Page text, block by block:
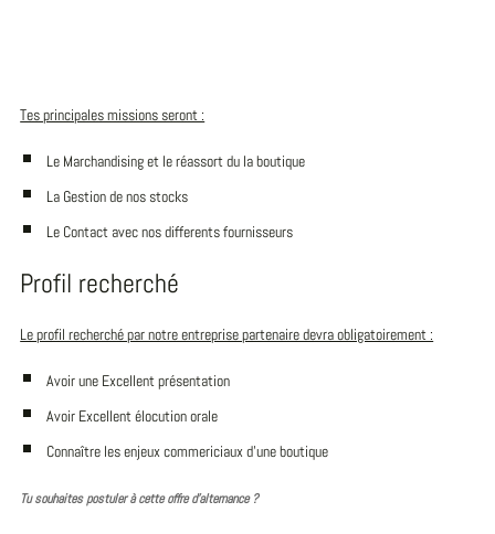
Tes principales missions seront :
Le Marchandising et le réassort du la boutique
La Gestion de nos stocks
Le Contact avec nos differents fournisseurs
Profil recherché
Le profil recherché par notre entreprise partenaire devra obligatoirement :
Avoir une Excellent présentation
Avoir Excellent élocution orale
Connaître les enjeux commericiaux d'une boutique
Tu souhaites postuler à cette offre d’alternance ?